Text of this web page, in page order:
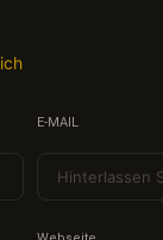
E-MAIL